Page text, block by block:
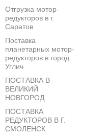
Отгрузка мотор-
редукторов в г.
Саратов
Поставка
планетарных мотор-
редукторов в город
Углич
ПОСТАВКА В
ВЕЛИКИЙ
НОВГОРОД
ПОСТАВКА
РЕДУКТОРОВ В Г.
СМОЛЕНСК